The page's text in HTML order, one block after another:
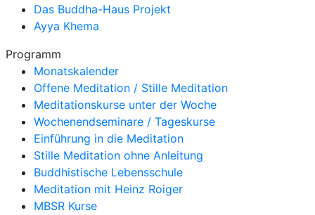
Das Buddha-Haus Projekt
Ayya Khema
Programm
Monatskalender
Offene Meditation / Stille Meditation
Meditationskurse unter der Woche
Wochenendseminare / Tageskurse
Einführung in die Meditation
Stille Meditation ohne Anleitung
Buddhistische Lebensschule
Meditation mit Heinz Roiger
MBSR Kurse